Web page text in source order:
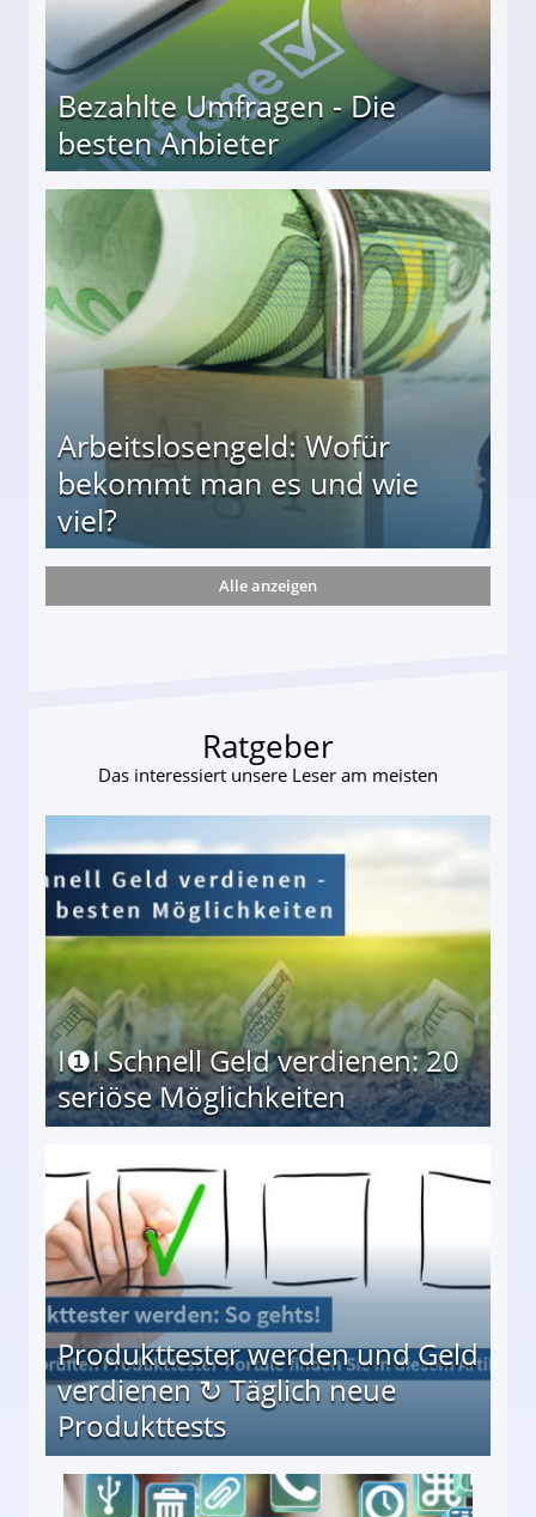
Bezahlte Umfragen - Die
besten Anbieter
Arbeitslosengeld: Wofür
bekommt man es und wie
viel?
und wie viel?
Alle anzeigen
Ratgeber
Das interessiert unsere Leser am meisten
I❶I Schnell Geld verdienen: 20
seriöse Möglichkeiten
Produkttester werden und Geld
verdienen ↻ Täglich neue
Produkttests
↻ Täglich neue Produkttests